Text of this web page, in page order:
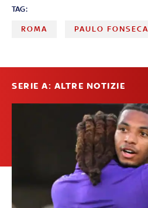
TAG:
ROMA PAULO FONSECA
SERIE A: ALTRE NOTIZIE